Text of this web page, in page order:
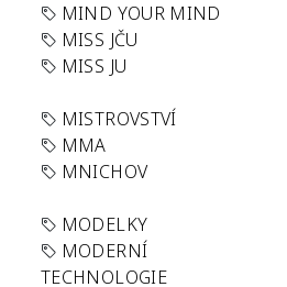
MIND YOUR MIND
MISS JČU
MISS JU
MISTROVSTVÍ
MMA
MNICHOV
MODELKY
MODERNÍ
TECHNOLOGIE